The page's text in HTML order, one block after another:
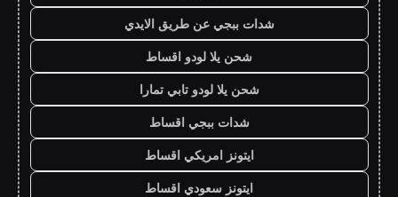
شدات ببجي عن طريق الايدي
شحن يلا لودو اقساط
شحن يلا لودو تابي تمارا
شدات ببجي اقساط
ايتونز امريكي اقساط
ايتونز سعودي اقساط